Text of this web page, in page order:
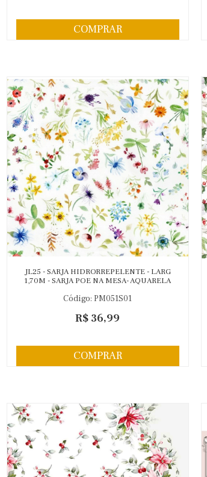
COMPRAR
JL25 - SARJA HIDRORREPELENTE - LARG
1,70M - SARJA POE NA MESA- AQUARELA
Código: PM051S01
R$ 36,99
COMPRAR